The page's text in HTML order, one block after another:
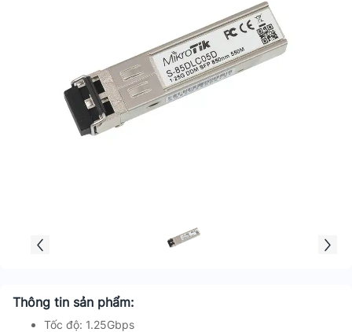
Thông tin sản phẩm:
Tốc độ: 1.25Gbps